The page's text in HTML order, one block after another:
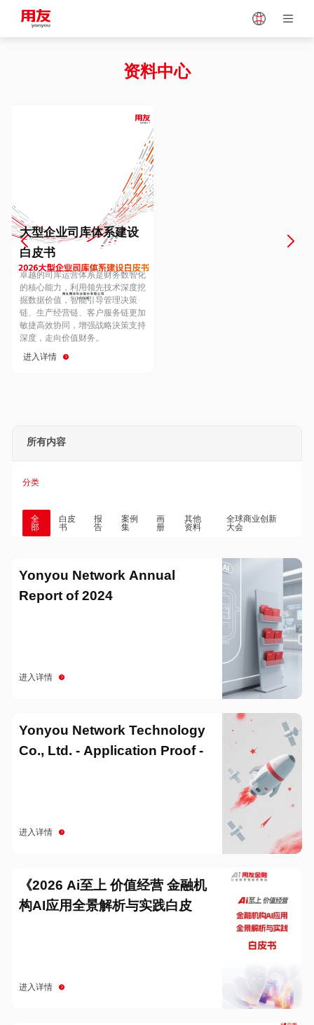
Vietnam
Europe
Hungary
Hong Kong
资料中心
大型企业司库体系建设
白皮书
卓越的司库运营体系是财务数智化
的核心能力，利用领先技术深度挖
掘数据价值，智能引导管理决策
链、生产经营链、客户服务链更加
敏捷高效协同，增强战略決策支持
深度，走向价值财务。
进入详情
所有内容
分类
全
部
白皮
书
报
告
案例
集
画
册
其他
资料
全球商业创新
大会
Yonyou Network Annual
Report of 2024
进入详情
Yonyou Network Technology
Co., Ltd. - Application Proof -
进入详情
《2026 Ai至上 价值经营 金融机
构AI应用全景解析与实践白皮
进入详情